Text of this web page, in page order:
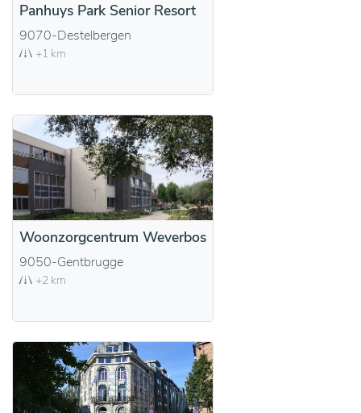
Panhuys Park Senior Resort
9070-Destelbergen
+1 km
Woonzorgcentrum Weverbos
9050-Gentbrugge
+2 km